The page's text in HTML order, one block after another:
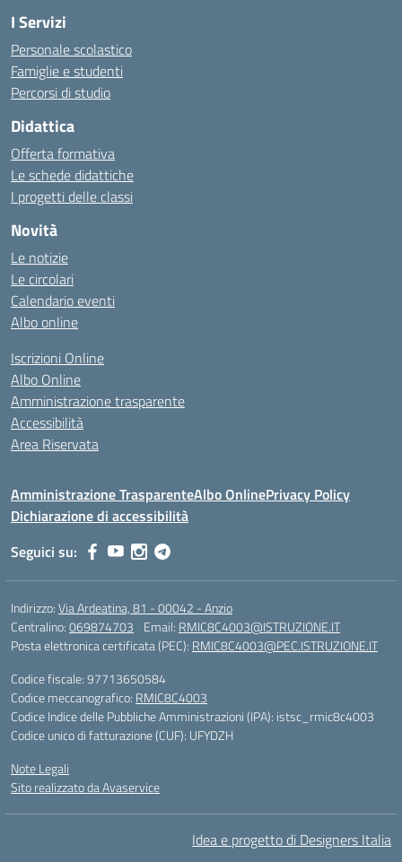
I Servizi
Personale scolastico
Famiglie e studenti
Percorsi di studio
Didattica
Offerta formativa
Le schede didattiche
I progetti delle classi
Novità
Le notizie
Le circolari
Calendario eventi
Albo online
Iscrizioni Online
Albo Online
Amministrazione trasparente
Accessibilità
Area Riservata
Amministrazione TrasparenteAlbo OnlinePrivacy Policy
Dichiarazione di accessibilità
Seguici su:
Indirizzo:Via Ardeatina, 81 - 00042 - Anzio
Centralino:069874703 Email: RMIC8C4003@ISTRUZIONE.IT
Posta elettronica certificata (PEC): RMIC8C4003@PEC.ISTRUZIONE.IT
Codice fiscale: 97713650584
Codice meccanografico: RMIC8C4003
Codice Indice delle Pubbliche Amministrazioni (IPA): istsc_rmic8c4003
Codice unico di fatturazione (CUF): UFYDZH
Note Legali
Sito realizzato da Avaservice
Idea e progetto di Designers Italia